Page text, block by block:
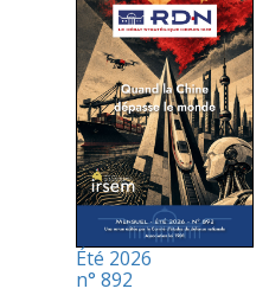
Été 2026
n° 892